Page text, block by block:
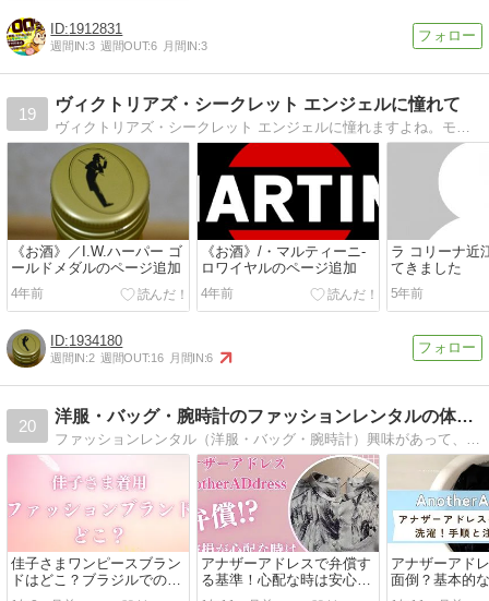
1912831
週間IN:3 週間OUT:6 月間IN:3
19
ヴィクトリアズ・シークレット エンジェルに憧れて
《お酒》／I.W.ハーパー ゴ
ールドメダルのページ追加
4年前
《お酒》/・マルティーニ-
ロワイヤルのページ追加
4年前
ラ コリーナ近
てきました
5年前
1934180
週間IN:2 週間OUT:16 月間IN:6
20
洋服・バッグ・腕時計のファッションレンタルの体験談
佳子さまワンピースブラン
ドはどこ？ブラジルでの着
用ワンピを紹介
アナザーアドレスで弁償す
る基準！心配な時は安心保
証をつけよう
アナザーアド
面倒？基本的
と体験談